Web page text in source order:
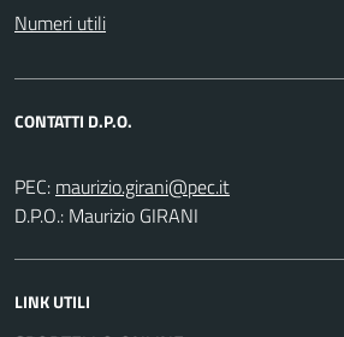
Numeri utili
CONTATTI D.P.O.
PEC:
D.P.O.: Maurizio GIRANI
LINK UTILI